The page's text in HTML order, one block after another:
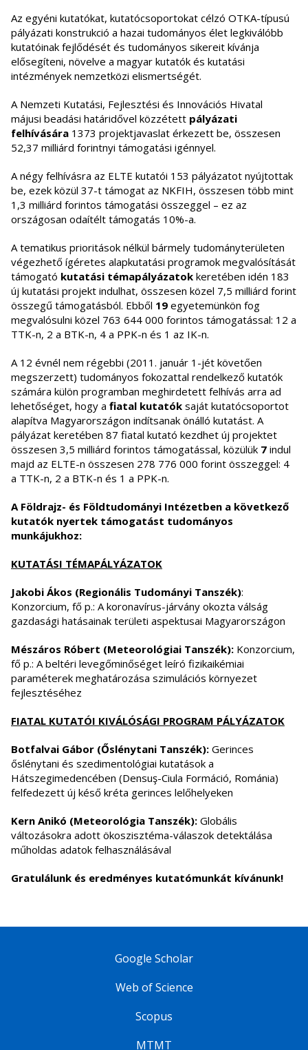
Az egyéni kutatókat, kutatócsoportokat célzó OTKA-típusú
pályázati konstrukció a hazai tudományos élet legkiválóbb
kutatóinak fejlődését és tudományos sikereit kívánja
elősegíteni, növelve a magyar kutatók és kutatási
intézmények nemzetközi elismertségét.
A Nemzeti Kutatási, Fejlesztési és Innovációs Hivatal
májusi beadási határidővel közzétett pályázati
felhívására 1373 projektjavaslat érkezett be, összesen
52,37 milliárd forintnyi támogatási igénnyel.
A négy felhívásra az ELTE kutatói 153 pályázatot nyújtottak
be, ezek közül 37-t támogat az NKFIH, összesen több mint
1,3 milliárd forintos támogatási összeggel – ez az
országosan odaítélt támogatás 10%-a.
A tematikus prioritások nélkül bármely tudományterületen
végezhető ígéretes alapkutatási programok megvalósítását
támogató kutatási témapályázatok keretében idén 183
új kutatási projekt indulhat, összesen közel 7,5 milliárd forint
összegű támogatásból. Ebből 19 egyetemünkön fog
megvalósulni közel 763 644 000 forintos támogatással: 12 a
TTK-n, 2 a BTK-n, 4 a PPK-n és 1 az IK-n.
A 12 évnél nem régebbi (2011. január 1-jét követően
megszerzett) tudományos fokozattal rendelkező kutatók
számára külön programban meghirdetett felhívás arra ad
lehetőséget, hogy a fiatal kutatók saját kutatócsoportot
alapítva Magyarországon indítsanak önálló kutatást. A
pályázat keretében 87 fiatal kutató kezdhet új projektet
összesen 3,5 milliárd forintos támogatással, közülük 7 indul
majd az ELTE-n összesen 278 776 000 forint összeggel: 4
a TTK-n, 2 a BTK-n és 1 a PPK-n.
A Földrajz- és Földtudományi Intézetben a következő
kutatók nyertek támogatást tudományos
munkájukhoz:
KUTATÁSI TÉMAPÁLYÁZATOK
Jakobi Ákos (Regionális Tudományi Tanszék):
Konzorcium, fő p.: A koronavírus-járvány okozta válság
gazdasági hatásainak területi aspektusai Magyarországon
Mészáros Róbert (Meteorológiai Tanszék): Konzorcium,
fő p.: A beltéri levegőminőséget leíró fizikaikémiai
paraméterek meghatározása szimulációs környezet
fejlesztéséhez
FIATAL KUTATÓI KIVÁLÓSÁGI PROGRAM PÁLYÁZATOK
Botfalvai Gábor (Őslénytani Tanszék): Gerinces
őslénytani és szedimentológiai kutatások a
Hátszegimedencében (Densuş-Ciula Formáció, Románia)
felfedezett új késő kréta gerinces lelőhelyeken
Kern Anikó (Meteorológia Tanszék): Globális
változásokra adott ökoszisztéma-válaszok detektálása
műholdas adatok felhasználásával
Gratulálunk és eredményes kutatómunkát kívánunk!
Google Scholar
Web of Science
Scopus
MTMT